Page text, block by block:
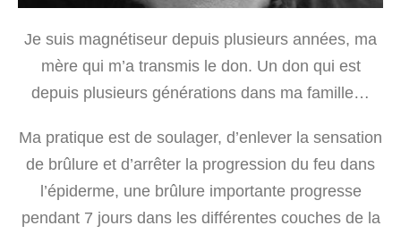
Je suis magnétiseur depuis plusieurs années, ma
mère qui m’a transmis le don. Un don qui est
depuis plusieurs générations dans ma famille…
Ma pratique est de soulager, d’enlever la sensation
de brûlure et d’arrêter la progression du feu dans
l’épiderme, une brûlure importante progresse
pendant 7 jours dans les différentes couches de la